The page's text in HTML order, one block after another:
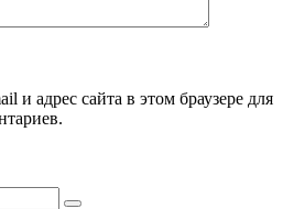
и адрес сайта в этом браузере для